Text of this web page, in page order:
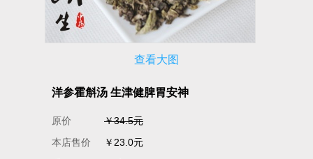
查看大图
洋参霍斛汤 生津健脾胃安神
原价
￥34.5元
本店售价
￥23.0元